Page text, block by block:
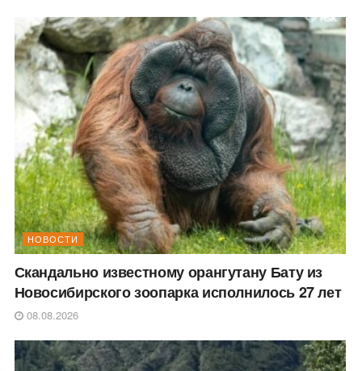
НОВОСТИ
Скандально известному орангутану Бату из
Новосибирского зоопарка исполнилось 27 лет
08.08.2026